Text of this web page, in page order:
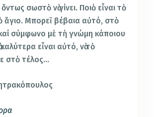
ὄντως σωστὸ νὰ γίνει. Ποιὸ εἶναι τὸ
ἅγιο. Μπορεῖ βέβαια αὐτό, στὸ
καί σύμφωνο μὲ τὴ γνώμη κάποιου
εἶναι αὐτό, νὰ τὸ
στὸ τέλος…